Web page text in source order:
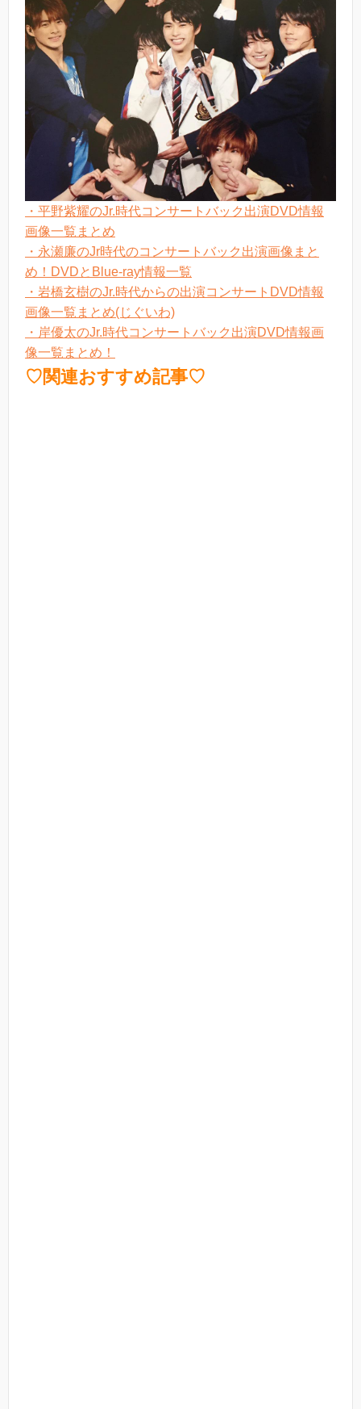
・平野紫耀のJr.時代コンサートバック出演DVD情報
画像一覧まとめ
・永瀬廉のJr時代のコンサートバック出演画像まと
め！DVDとBlue-ray情報一覧
・岩橋玄樹のJr.時代からの出演コンサートDVD情報
画像一覧まとめ(じぐいわ)
・岸優太のJr.時代コンサートバック出演DVD情報画
像一覧まとめ！
♡関連おすすめ記事♡